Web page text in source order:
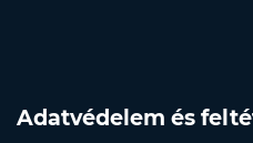
Adatvédelem és